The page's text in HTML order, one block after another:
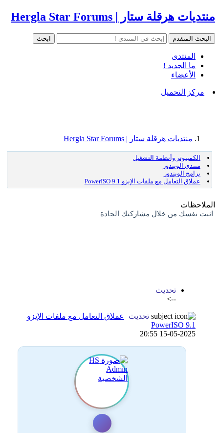
منتديات هرقلة ستار | Hergla Star Forums
المنتدى
ما الجديد !
الأعضاء
مركز التحميل
منتديات هرقلة ستار | Hergla Star Forums
الكمبيوتر وأنظمة التشغيل
منتدى الويندوز
برامج الويندوز
عملاق التعامل مع ملفات الإيزو PowerISO 9.1
الملاحظات
اثبت نفسك من خلال مشاركتك الجادة
تحديث
-->
تحديث
عملاق التعامل مع ملفات الإيزو
PowerISO 9.1
15-05-2025 20:55